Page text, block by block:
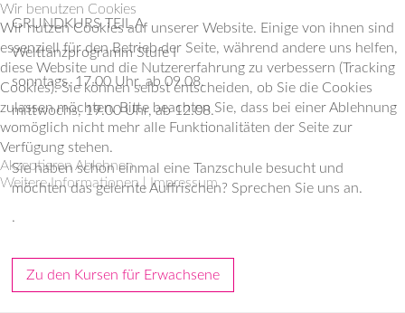
GRUNDKURS TEIL A
Welttanzprogramm Stufe I
sonntags, 17.00 Uhr, ab 09.08.
mittwochs, 19.00 Uhr, ab 12.08.
Sie haben schon einmal eine Tanzschule besucht und
möchten das gelernte Auffrischen? Sprechen Sie uns an.
.
Zu den Kursen für Erwachsene
Wir benutzen Cookies
Wir nutzen Cookies auf unserer Website. Einige von ihnen sind
essenziell für den Betrieb der Seite, während andere uns helfen,
diese Website und die Nutzererfahrung zu verbessern (Tracking
Cookies). Sie können selbst entscheiden, ob Sie die Cookies
zulassen möchten. Bitte beachten Sie, dass bei einer Ablehnung
womöglich nicht mehr alle Funktionalitäten der Seite zur
Verfügung stehen.
Akzeptieren Ablehnen
Weitere Informationen| Impressum